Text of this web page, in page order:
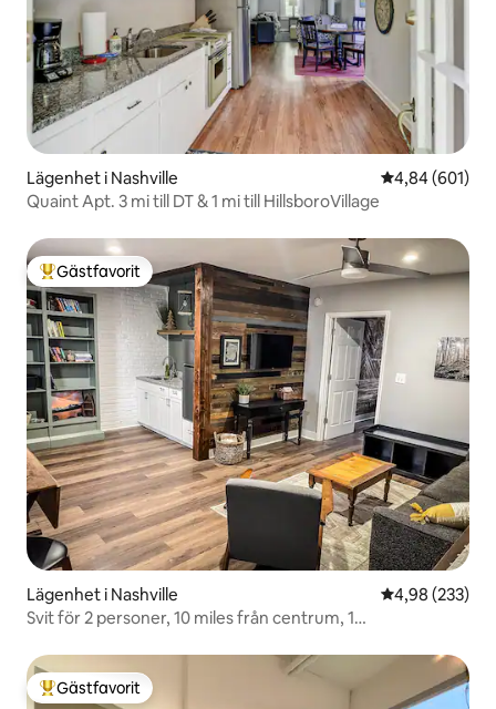
Lägenhet i Nashville 4,84 av 5 i
4,84 (601)
Quaint Apt. 3 mi till DT & 1 mi till HillsboroVillage
Populär gästfavorit
Gästfavorit
Lägenhet i Nashville 4,98 av 5 i
4,98 (233)
Svit för 2 personer, 10 miles från centrum, 1
Populär gästfavorit
Gästfavorit